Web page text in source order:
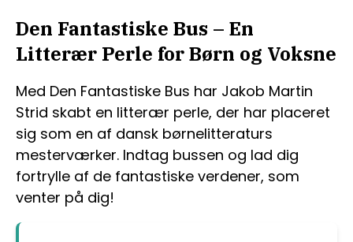
Den Fantastiske Bus – En
Litterær Perle for Børn og Voksne
Med Den Fantastiske Bus har Jakob Martin
Strid skabt en litterær perle, der har placeret
sig som en af dansk børnelitteraturs
mesterværker. Indtag bussen og lad dig
fortrylle af de fantastiske verdener, som
venter på dig!